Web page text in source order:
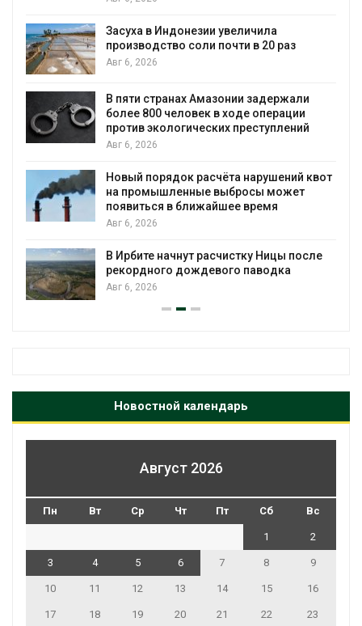
Засуха в Индонезии увеличила
производство соли почти в 20 раз
Авг 6, 2026
В пяти странах Амазонии задержали
более 800 человек в ходе операции
против экологических преступлений
Авг 6, 2026
Новый порядок расчёта нарушений квот
на промышленные выбросы может
появиться в ближайшее время
Авг 6, 2026
В Ирбите начнут расчистку Ницы после
рекордного дождевого паводка
Авг 6, 2026
Новостной календарь
Август 2026
Пн Вт Ср Чт Пт Сб Вс
1 2
3 4 5 6 7 8 9
10 11 12 13 14 15 16
17 18 19 20 21 22 23